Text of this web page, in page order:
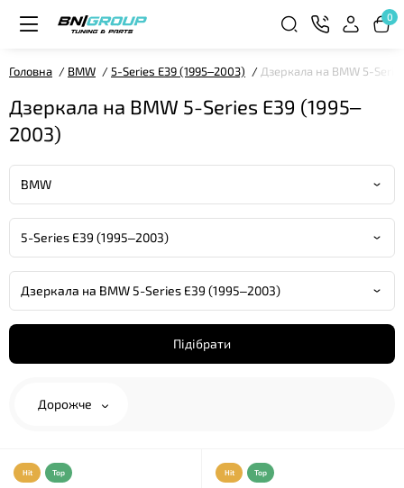
0
Головна BMW 5-Series E39 (1995–2003) Дзеркала на BMW 5-
Дзеркала на BMW 5-Series E39 (1995–
2003)
Підібрати
Дорожче
Hit Top Hit Top